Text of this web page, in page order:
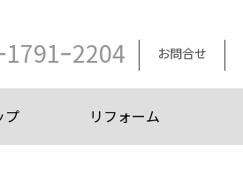
ｰ2204 お問合せ
プ リフォーム